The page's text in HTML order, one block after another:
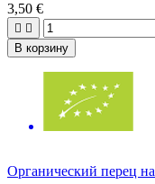
3,50 €
 
В корзину
Органический перец